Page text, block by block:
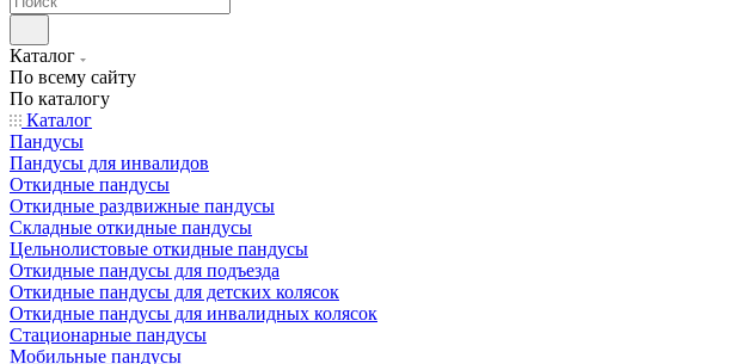
Каталог
По всему сайту
По каталогу
Каталог
Пандусы
Пандусы для инвалидов
Откидные пандусы
Откидные раздвижные пандусы
Складные откидные пандусы
Цельнолистовые откидные пандусы
Откидные пандусы для подъезда
Откидные пандусы для детских колясок
Откидные пандусы для инвалидных колясок
Стационарные пандусы
Мобильные пандусы